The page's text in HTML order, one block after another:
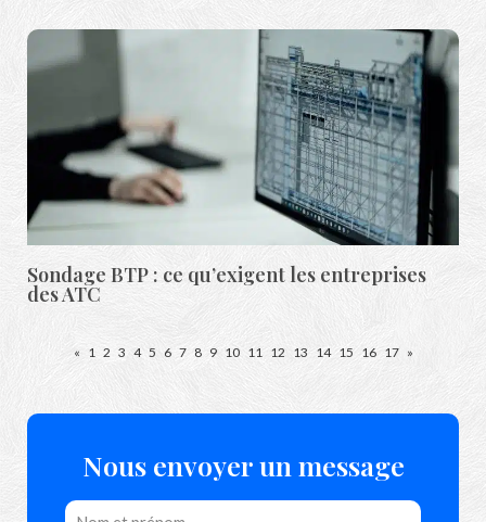
Sondage BTP : ce qu’exigent les entreprises
des ATC
« 1 2 3 4 5 6 7 8 9 10 11 12 13 14 15 16 17 »
Nous envoyer un message